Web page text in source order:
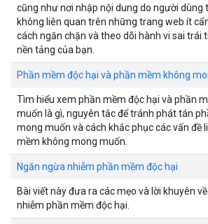
cũng như nơi nhập nội dung do người dùng
không liên quan trên những trang web ít
cách ngăn chặn và theo dõi hành vi sai trái
nền tảng của bạn.
Phần mềm độc hại và phần mềm không
Tìm hiểu xem phần mềm độc hại và phần
muốn là gì, nguyên tắc để tránh phát tán
mong muốn và cách khắc phục các vấn đề
mềm không mong muốn.
Ngăn ngừa nhiễm phần mềm độc hại
Bài viết này đưa ra các mẹo và lời khuyên
nhiễm phần mềm độc hại.